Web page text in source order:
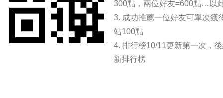
300點，兩位好友=600點…以
3. 成功推薦⼀位好友可單次獲
站100點
4. 排⾏榜10/11更新第⼀次，
新排⾏榜